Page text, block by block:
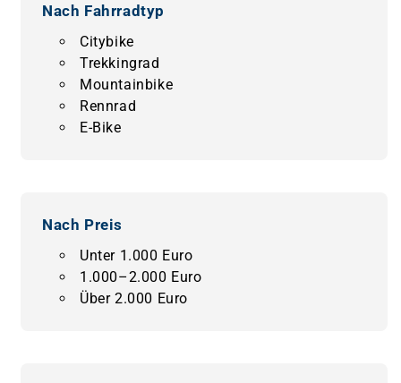
Nach Fahrradtyp
Citybike
Trekkingrad
Mountainbike
Rennrad
E-Bike
Nach Preis
Unter 1.000 Euro
1.000–2.000 Euro
Über 2.000 Euro